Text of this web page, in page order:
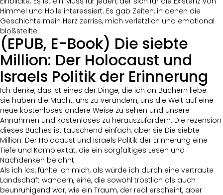
Himmel und Hölle interessiert. Es gab Zeiten, in denen die
Geschichte mein Herz zerriss, mich verletzlich und emotional
bloßstellte.
(EPUB, E-Book) Die siebte
Million: Der Holocaust und
Israels Politik der Erinnerung
Ich denke, das ist eines der Dinge, die ich an Büchern liebe –
sie haben die Macht, uns zu verändern, uns die Welt auf eine
neue kostenloses andere Weise zu sehen und unsere
Annahmen und kostenloses zu herauszufordern. Die rezension
dieses Buches ist täuschend einfach, aber sie Die siebte
Million: Der Holocaust und Israels Politik der Erinnerung eine
Tiefe und Komplexität, die ein sorgfältiges Lesen und
Nachdenken belohnt.
Als ich las, fühlte ich mich, als würde ich durch eine vertraute
Landschaft wandern, eine, die sowohl tröstlich als auch
beunruhigend war, wie ein Traum, der real erscheint, aber